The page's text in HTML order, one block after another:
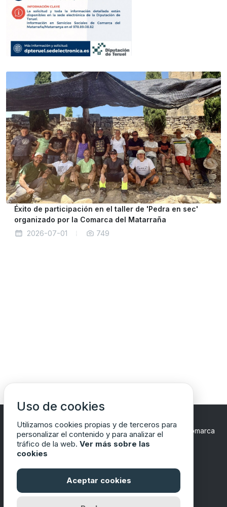
Éxito de participación en el taller de 'Pedra en sec'
organizado por la Comarca del Matarraña
2026-07-01
749
Copyrights © 2024 Todos los Derechos Reservados
Comarca
del Matarraña/Matarranya
Financiado por
Uso de cookies
Utilizamos cookies propias y de terceros para
personalizar el contenido y para analizar el
tráfico de la web. Ver más sobre las
cookies
Aceptar cookies